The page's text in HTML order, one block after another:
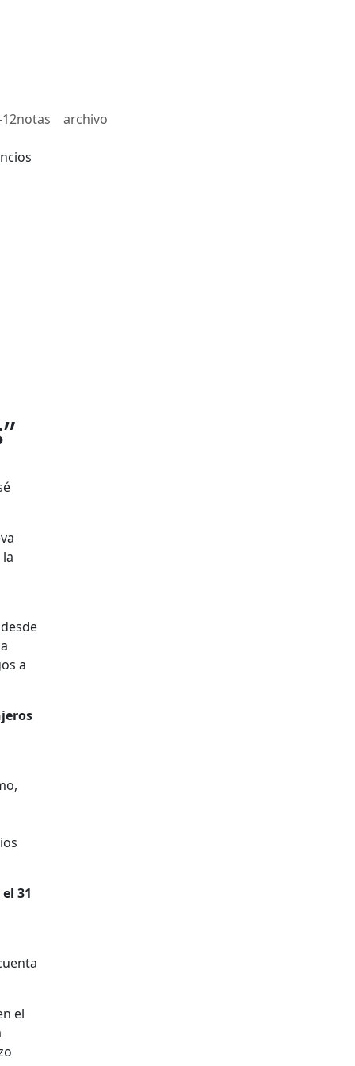
12notas archivo
a
31
el